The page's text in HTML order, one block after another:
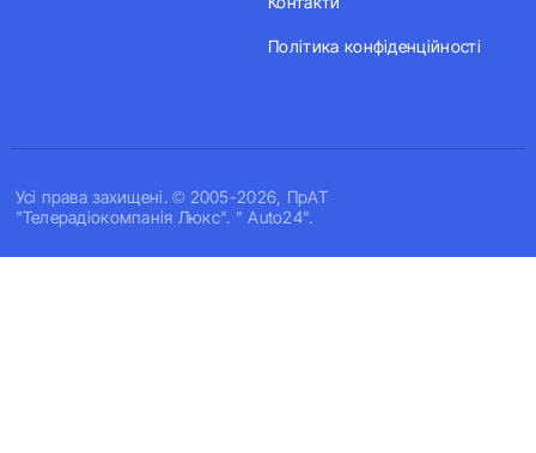
Усi права захищенi. © 2005-2026, ПрАТ
"Телерадіокомпанія Люкс". " Auto24".
Політика конфіденційності